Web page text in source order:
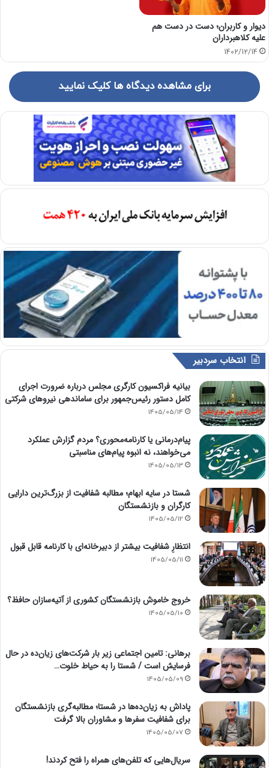
دیوار و کاربران؛ دست در دست هم
علیه کلاهبرداران
1402/12/14
برای مشاهده دیدگاه ها کلیک نمایید
انتخاب سردبیر
بیانیه فراکسیون کارگری مجلس درباره ضرورت اجرای
کامل دستور رئیس‌جمهور برای ساماندهی نیروهای شرکتی
1405/05/14
پیام‌درمانی یا کارنامه‌محوری؟ مردم گزارش عملکرد
می‌خواهند، نه انبوه پیام‌های مناسبتی
1405/05/13
شستا در سایه ابهام؛ مطالبه شفافیت از بزرگ‌ترین دارایی
کارگران و بازنشستگان
1405/05/12
انتظارِ شفافیت بیشتر از دبیرخانه‌ای با کارنامه قابل قبول
1405/05/11
خروج خاموش بازنشستگان کشوری از آتیه‌سازان حافظ؟
1405/05/10
برهانی: تامین اجتماعی زیر بار شرکت‌های زیان‌ده در حال
فرسایش است / شستا را به حیاط خلوت…
1405/05/09
پاداش به زیان‌ده‌ها در شستا؛ مطالبه‌گری بازنشستگان
برای شفافیت سفرها و مشاوران بالا گرفت
1405/05/07
سریال‌هایی که تلفن‌های همراه را فتح کردند!